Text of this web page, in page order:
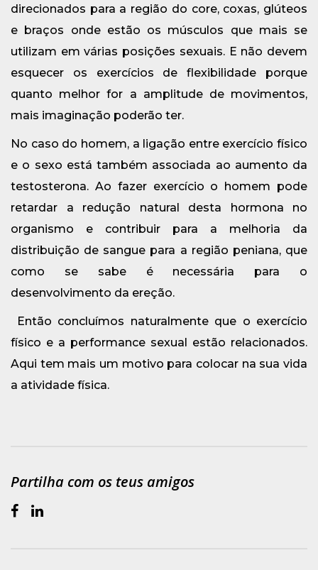
direcionados para a região do core, coxas, glúteos
e braços onde estão os músculos que mais se
utilizam em várias posições sexuais. E não devem
esquecer os exercícios de flexibilidade porque
quanto melhor for a amplitude de movimentos,
mais imaginação poderão ter.
No caso do homem, a ligação entre exercício físico
e o sexo está também associada ao aumento da
testosterona. Ao fazer exercício o homem pode
retardar a redução natural desta hormona no
organismo e contribuir para a melhoria da
distribuição de sangue para a região peniana, que
como se sabe é necessária para o
desenvolvimento da ereção.
Então concluímos naturalmente que o exercício
físico e a performance sexual estão relacionados.
Aqui tem mais um motivo para colocar na sua vida
a atividade física.
Partilha com os teus amigos